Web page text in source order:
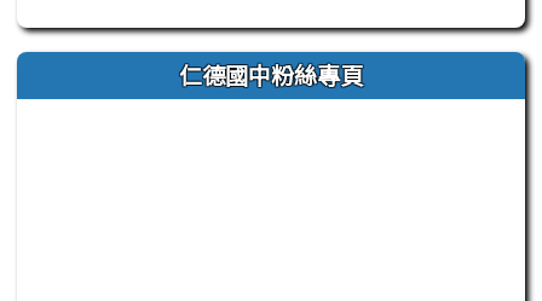
仁德國中粉絲專頁